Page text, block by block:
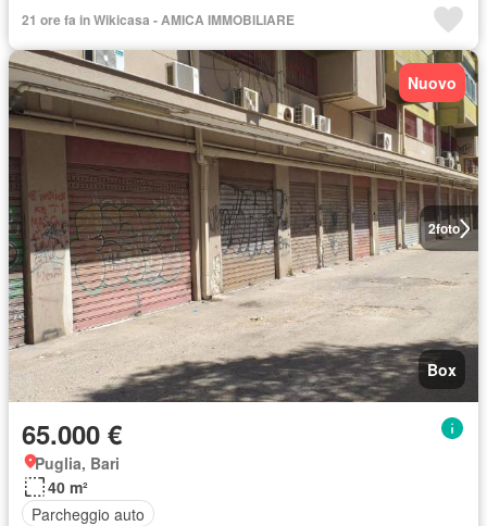
21 ore fa in Wikicasa - AMICA IMMOBILIARE
2foto
Nuovo
Box
65.000 €
Puglia, Bari
40 m²
Parcheggio auto